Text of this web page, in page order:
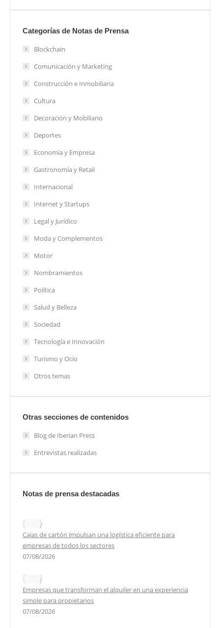
Categorías de Notas de Prensa
Blockchain
Comunicación y Marketing
Construcción e Inmobiliaria
Cultura
Decoración y Mobiliario
Deportes
Economía y Empresa
Gastronomía y Retail
Internacional
Internet y Startups
Legal y Jurídico
Moda y Complementos
Motor
Nombramientos
Política
Salud y Belleza
Sociedad
Tecnología e Innovación
Turismo y Ocio
Otros temas
Otras secciones de contenidos
Blog de Iberian Press
Entrevistas realizadas
Notas de prensa destacadas
Cajas de cartón impulsan una logística eficiente para
empresas de todos los sectores
07/08/2026
Empresas que transforman el alquiler en una experiencia
simple para propietarios
07/08/2026